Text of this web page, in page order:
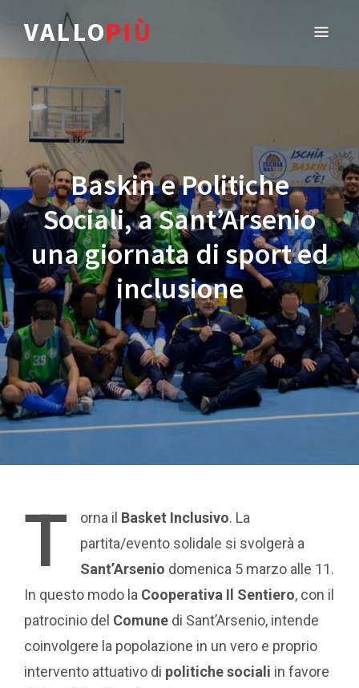
VALLOPIÙ
Baskin e Politiche
Sociali, a Sant’Arsenio
una giornata di sport ed
inclusione
T orna il Basket Inclusivo. La
partita/evento solidale si svolgerà a
Sant’Arsenio domenica 5 marzo alle 11.
In questo modo la Cooperativa Il Sentiero, con il
patrocinio del Comune di Sant’Arsenio, intende
coinvolgere la popolazione in un vero e proprio
intervento attuativo di politiche sociali in favore